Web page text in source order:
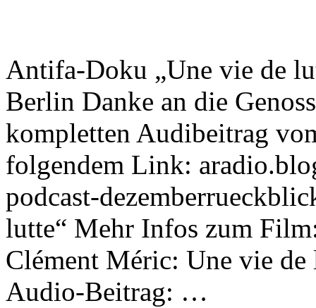
Antifa-Doku „Une vie de
Berlin Danke an die
kompletten Audibeitrag
folgendem Link:
podcast-
lutte“ Mehr Infos zum
Clément Méric: Une vie
Audio-Beitrag: …